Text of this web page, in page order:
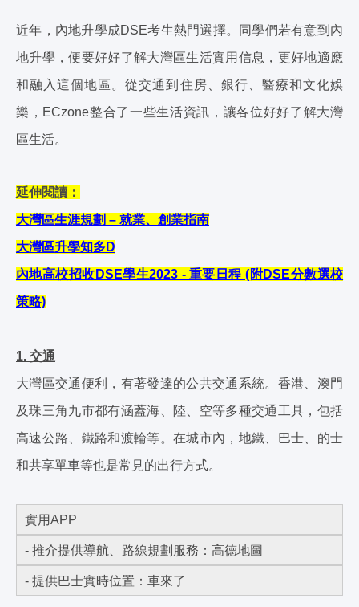
近年，內地升學成DSE考生熱門選擇。同學們若有意到內
地升學，便要好好了解大灣區生活實用信息，更好地適應
和融入這個地區。從交通到住房、銀行、醫療和文化娛
樂，ECzone整合了一些生活資訊，讓各位好好了解大灣
區生活。
延伸閱讀：
大灣區生涯規劃 – 就業、創業指南
大灣區升學知多D
內地高校招收DSE學生2023 - 重要日程 (附DSE分數選校
策略)
1. 交通
大灣區交通便利，有著發達的公共交通系統。香港、澳門
及珠三角九市都有涵蓋海、陸、空等多種交通工具，包括
高速公路、鐵路和渡輪等。在城市內，地鐵、巴士、的士
和共享單車等也是常見的出行方式。
實用APP
- 推介提供導航、路線規劃服務：高德地圖
- 提供巴士實時位置：車來了